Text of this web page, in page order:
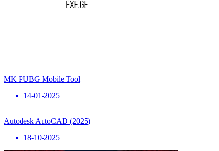
MK PUBG Mobile Tool
14-01-2025
Autodesk AutoCAD (2025)
18-10-2025